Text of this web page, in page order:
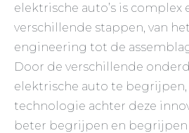
elektrische auto’s is complex
verschillende stappen, van
engineering tot de
Door de verschillende
elektrische auto te
technologie achter deze
beter begrijpen en begrijpen